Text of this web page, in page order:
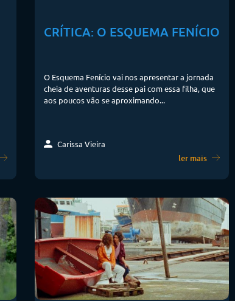
CRÍTICA: O ESQUEMA FENÍCIO
O Esquema Fenício vai nos apresentar a jornada
cheia de aventuras desse pai com essa filha, que
aos poucos vão se aproximando...
Carissa Vieira
ler mais